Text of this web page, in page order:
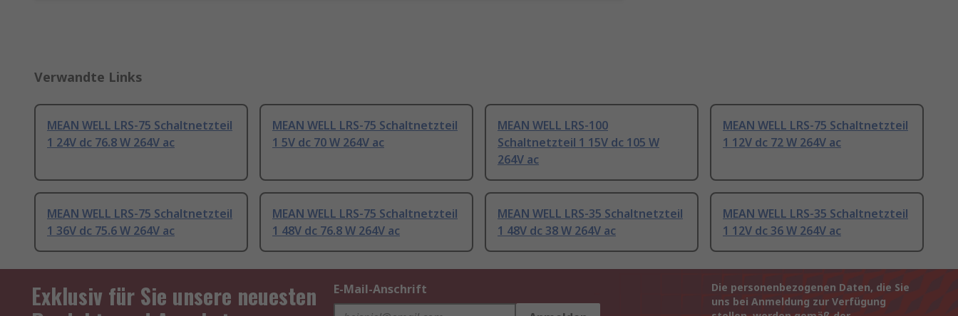
Verwandte Links
MEAN WELL LRS-75 Schaltnetzteil
1 24V dc 76.8 W 264V ac
MEAN WELL LRS-75 Schaltnetzteil
1 5V dc 70 W 264V ac
MEAN WELL LRS-100
Schaltnetzteil 1 15V dc 105 W
264V ac
MEAN WELL LRS-75 Schaltnetzteil
1 12V dc 72 W 264V ac
MEAN WELL LRS-75 Schaltnetzteil
1 36V dc 75.6 W 264V ac
MEAN WELL LRS-75 Schaltnetzteil
1 48V dc 76.8 W 264V ac
MEAN WELL LRS-35 Schaltnetzteil
1 48V dc 38 W 264V ac
MEAN WELL LRS-35 Schaltnetzteil
1 12V dc 36 W 264V ac
Exklusiv für Sie unsere neuesten
E-Mail-Anschrift
Die personenbezogenen Daten, die Sie
uns bei Anmeldung zur Verfügung